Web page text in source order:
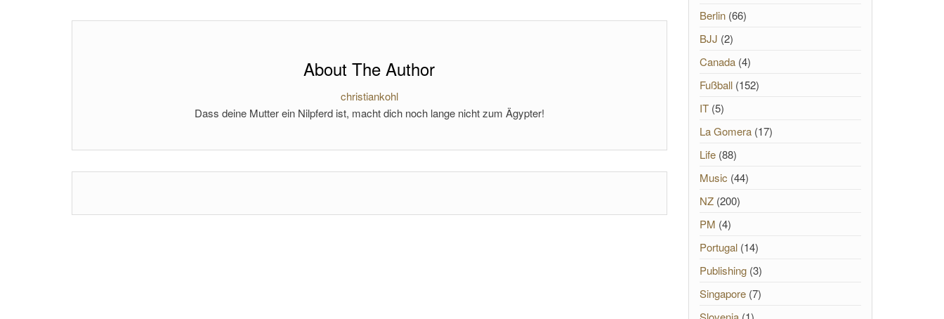
About The Author
christiankohl
Dass deine Mutter ein Nilpferd ist, macht dich noch lange nicht zum Ägypter!
Berlin(66)
BJJ (2)
Canada(4)
Fußball(152)
IT(5)
La Gomera(17)
Life(88)
Music (44)
NZ(200)
PM (4)
Portugal(14)
Publishing(3)
Singapore(7)